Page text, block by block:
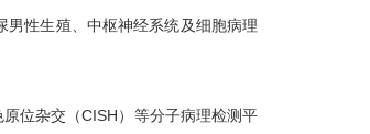
性生殖、中枢神经系统及细胞病理
位杂交（CISH）等分子病理检测平